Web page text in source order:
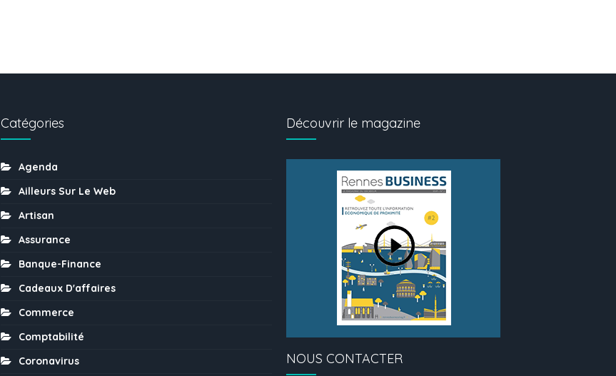
Catégories
Agenda
Ailleurs Sur Le Web
Artisan
Assurance
Banque-Finance
Cadeaux D'affaires
Commerce
Comptabilité
Coronavirus
Découvrir le magazine
NOUS CONTACTER